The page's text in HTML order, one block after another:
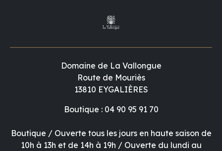
Domaine de La Vallongue
Route de Mouriès
13810 EYGALIÈRES
Boutique : 04 90 95 91 70
Boutique / Ouverte tous les jours en haute saison de
10h à 13h et de 14h à 19h / Ouverte du lundi au